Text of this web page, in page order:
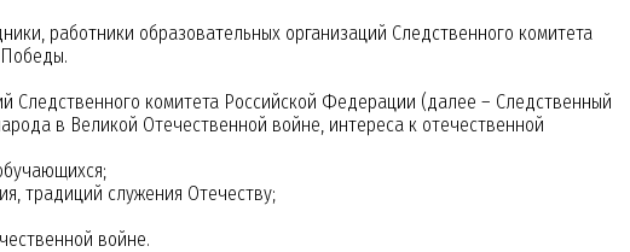
работники образовательных организаций Следственного комитета
Следственного комитета Российской Федерации (далее – Следственный
в Великой Отечественной войне, интереса к отечественной
традиций служения Отечеству;
войне.
111 взвод кадет, 101 взвод
Константинович